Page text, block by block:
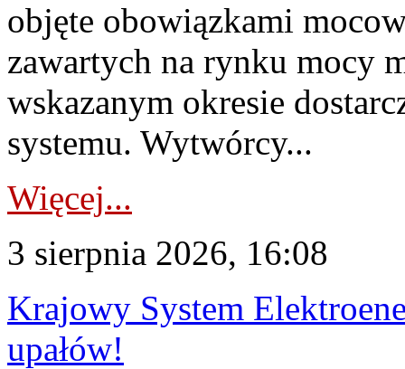
objęte obowiązkami
zawartych na rynku mocy
wskazanym okresie
systemu. Wytwórcy...
Więcej...
3 sierpnia 2026, 16:08
Krajowy System
upałów!